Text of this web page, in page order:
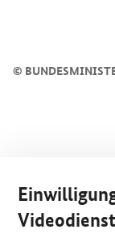
©
Videodienst